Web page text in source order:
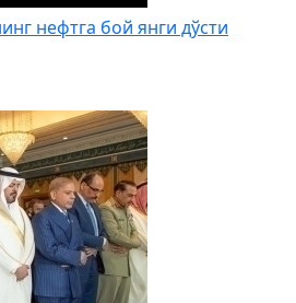
нефтга бой янги дўсти